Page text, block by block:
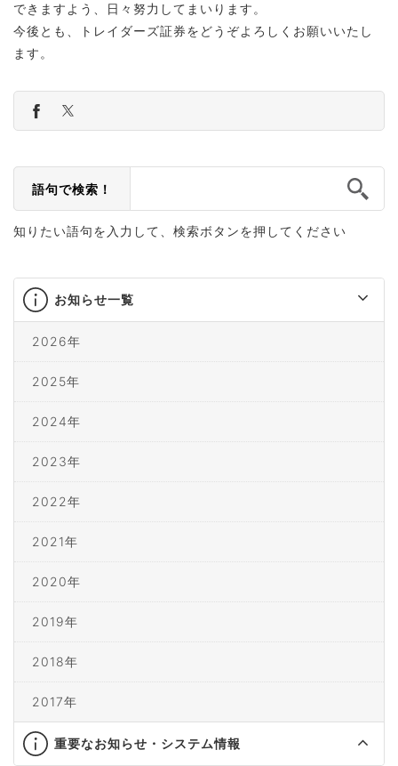
できますよう、日々努力してまいります。
今後とも、トレイダーズ証券をどうぞよろしくお願いいたし
ます。
語句で検索！
知りたい語句を入力して、検索ボタンを押してください
お知らせ一覧
2026年
2025年
2024年
2023年
2022年
2021年
2020年
2019年
2018年
2017年
重要なお知らせ・システム情報